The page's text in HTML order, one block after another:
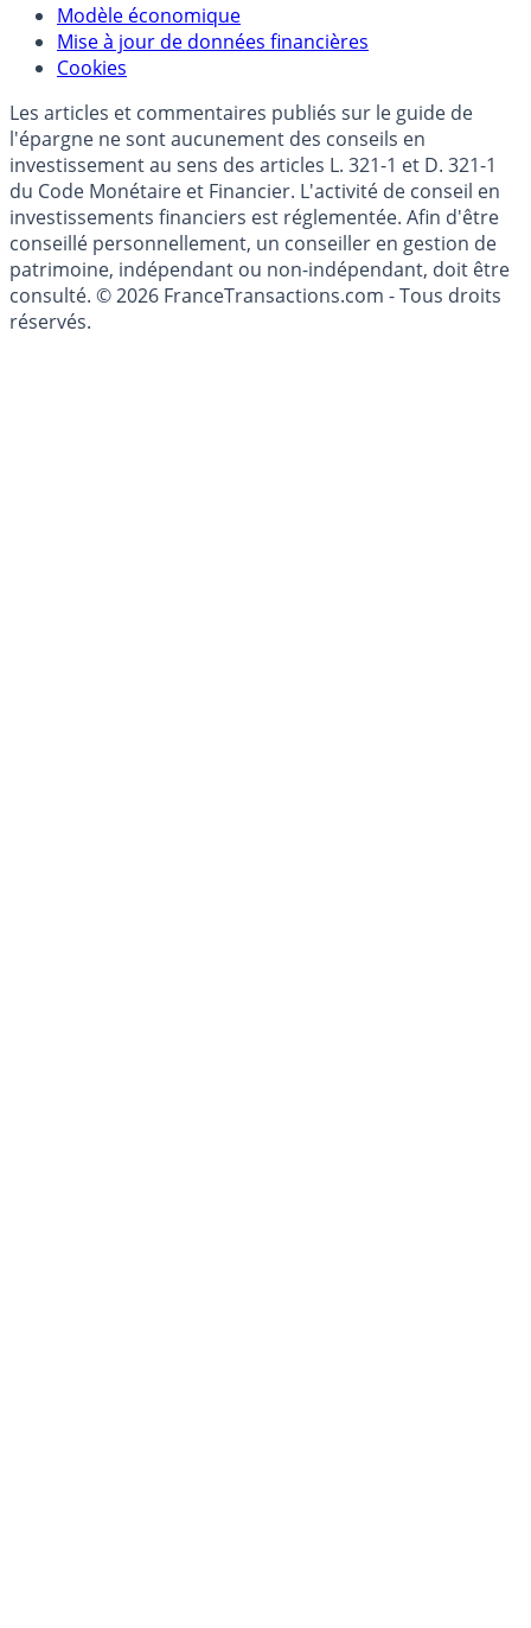
Données)
Modèle économique
Mise à jour de données financières
Cookies
Les articles et commentaires publiés sur le guide de
l'épargne ne sont aucunement des conseils en
investissement au sens des articles L. 321-1 et D. 321-1
du Code Monétaire et Financier. L'activité de conseil en
investissements financiers est réglementée. Afin d'être
conseillé personnellement, un conseiller en gestion de
patrimoine, indépendant ou non-indépendant, doit être
consulté. © 2026 FranceTransactions.com - Tous droits